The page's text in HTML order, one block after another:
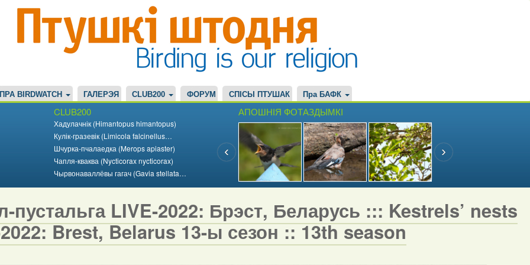
ПРА BIRDWATCH ГАЛЕРЭЯ CLUB200 ФОРУМ СПІСЫ ПТУШАК Пра БАФК
CLUB200
Хадулачнік (Himantopus himantopus)
Кулік-гразевік (Limicola falcinellus…
Шчурка-пчалаедка (Merops apiaster)
Чапля-кваква (Nycticorax nycticorax)
Чырвонаваллёвы гагач (Gavia stellata…
АПОШНІЯ ФОТАЗДЫМКІ
пустальга LIVE-2022: Брэст, Беларусь ::: Kestrels’ nests
Brest, Belarus 13-ы сезон :: 13th season